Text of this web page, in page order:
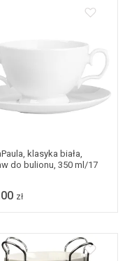
klasyka biała,
do bulionu, 350 ml/17
zł